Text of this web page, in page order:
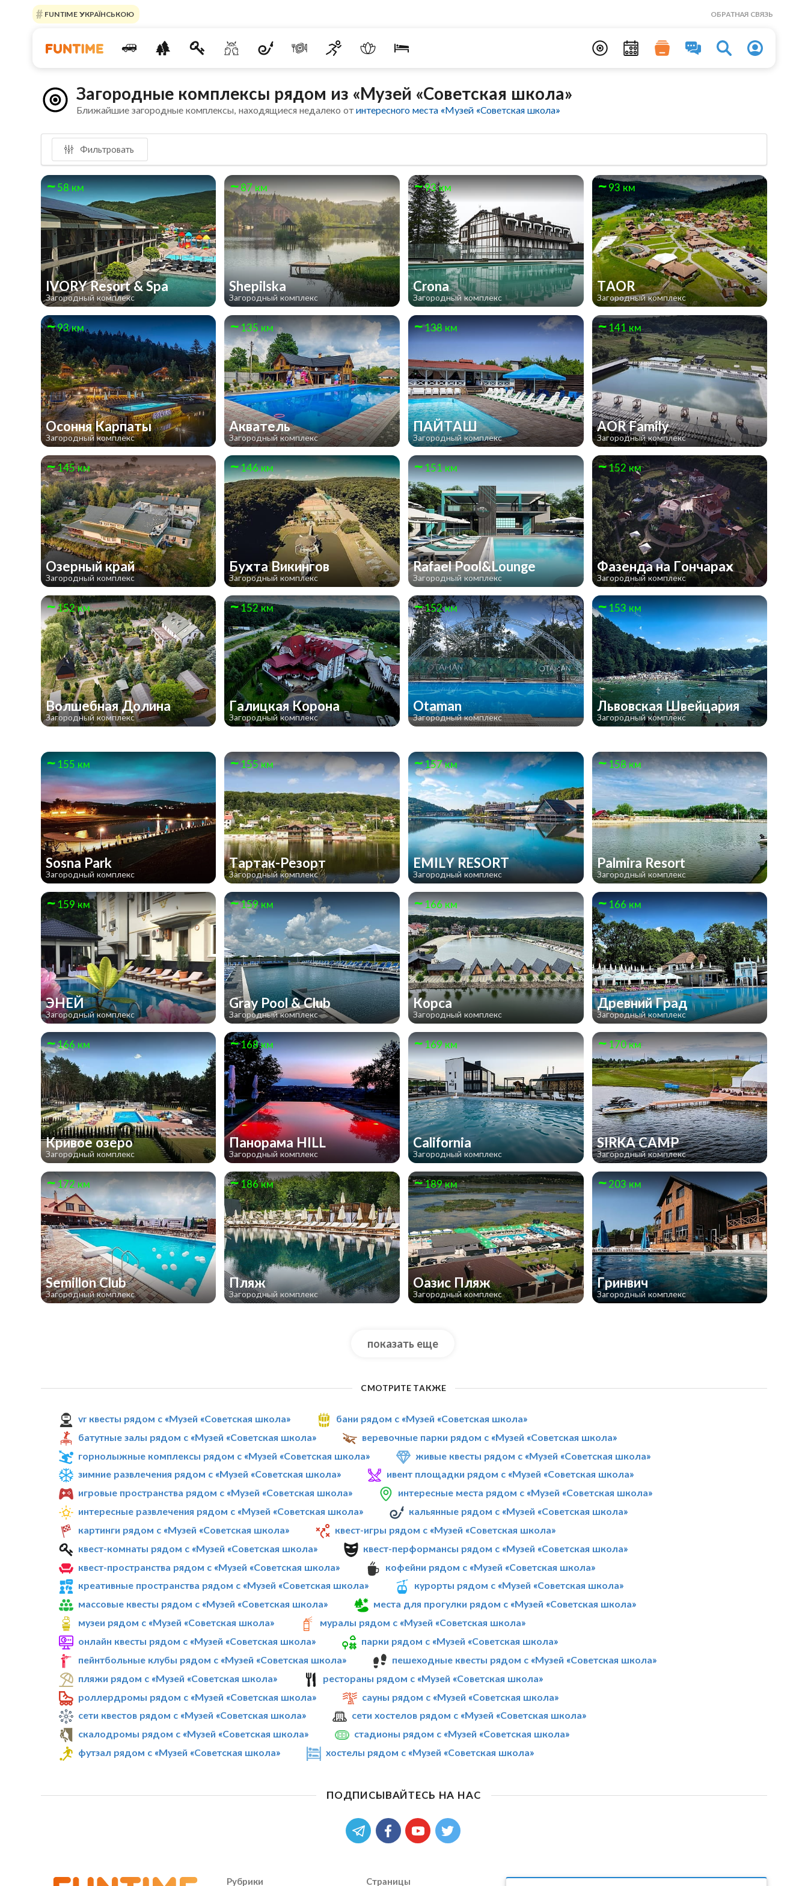
FUNTIME УКРАЇНСЬКОЮ ОБРАТНАЯ СВЯЗЬ
Загородные комплексы рядом из «Музей «Советская школа»
Ближайшие загородные комплексы, находящиеся недалеко отинтересного места «Музей «Советская школа»
Фильтровать
58 км
IVORY Resort & Spa
Загородный комплекс
87 км
Shepilska
Загородный комплекс
93 км
Crona
Загородный комплекс
93 км
TAOR
Загородный комплекс
93 км
Осоння Карпаты
Загородный комплекс
135 км
Акватель
Загородный комплекс
138 км
ПАЙТАШ
Загородный комплекс
141 км
AOR Family
Загородный комплекс
145 км
Озерный край
Загородный комплекс
146 км
Бухта Викингов
Загородный комплекс
151 км
Rafael Pool&Lounge
Загородный комплекс
152 км
Фазенда на Гончарах
Загородный комплекс
152 км
Волшебная Долина
Загородный комплекс
152 км
Галицкая Корона
Загородный комплекс
152 км
Otaman
Загородный комплекс
153 км
Львовская Швейцария
Загородный комплекс
155 км
Sosna Park
Загородный комплекс
155 км
Тартак-Резорт
Загородный комплекс
157 км
EMILY RESORT
Загородный комплекс
158 км
Palmira Resort
Загородный комплекс
159 км
ЭНЕЙ
Загородный комплекс
159 км
Gray Pool & Club
Загородный комплекс
166 км
Корса
Загородный комплекс
166 км
Древний Град
Загородный комплекс
166 км
Кривое озеро
Загородный комплекс
168 км
Панорама HILL
Загородный комплекс
169 км
California
Загородный комплекс
170 км
SIRKA CAMP
Загородный комплекс
172 км
Semillon Club
Загородный комплекс
186 км
Пляж
Загородный комплекс
189 км
Оазис Пляж
Загородный комплекс
203 км
Гринвич
Загородный комплекс
показать еще
СМОТРИТЕ ТАКЖЕ
vr квесты рядом с «Музей «Советская школа»
бани рядом с «Музей «Советская школа»
батутные залы рядом с «Музей «Советская школа»
веревочные парки рядом с «Музей «Советская школа»
горнолыжные комплексы рядом с «Музей «Советская школа»
живые квесты рядом с «Музей «Советская школа»
зимние развлечения рядом с «Музей «Советская школа»
ивент площадки рядом с «Музей «Советская школа»
игровые пространства рядом с «Музей «Советская школа»
интересные места рядом с «Музей «Советская школа»
интересные развлечения рядом с «Музей «Советская школа»
кальянные рядом с «Музей «Советская школа»
картинги рядом с «Музей «Советская школа»
квест-игры рядом с «Музей «Советская школа»
квест-комнаты рядом с «Музей «Советская школа»
квест-перформансы рядом с «Музей «Советская школа»
квест-пространства рядом с «Музей «Советская школа»
кофейни рядом с «Музей «Советская школа»
креативные пространства рядом с «Музей «Советская школа»
курорты рядом с «Музей «Советская школа»
массовые квесты рядом с «Музей «Советская школа»
места для прогулки рядом с «Музей «Советская школа»
музеи рядом с «Музей «Советская школа»
муралы рядом с «Музей «Советская школа»
онлайн квесты рядом с «Музей «Советская школа»
парки рядом с «Музей «Советская школа»
пейнтбольные клубы рядом с «Музей «Советская школа»
пешеходные квесты рядом с «Музей «Советская школа»
пляжи рядом с «Музей «Советская школа»
рестораны рядом с «Музей «Советская школа»
роллердромы рядом с «Музей «Советская школа»
сауны рядом с «Музей «Советская школа»
сети квестов рядом с «Музей «Советская школа»
сети хостелов рядом с «Музей «Советская школа»
скалодромы рядом с «Музей «Советская школа»
стадионы рядом с «Музей «Советская школа»
футзал рядом с «Музей «Советская школа»
хостелы рядом с «Музей «Советская школа»
ПОДПИСЫВАЙТЕСЬ НА НАС
Рубрики Страницы